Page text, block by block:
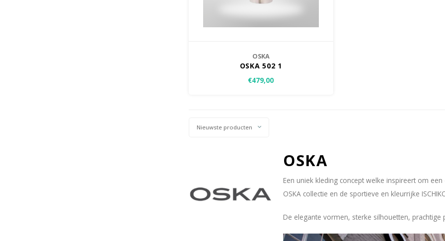
OSKA
OSKA 502 1
€479,00
Nieuwste producten
OSKA
Een uniek kleding concept welke inspireert om
OSKA collectie en de sportieve en kleurrijke
De elegante vormen, sterke silhouetten,